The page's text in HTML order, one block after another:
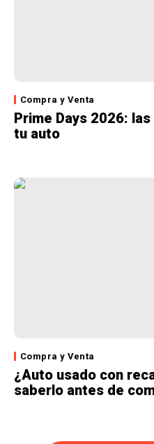
Compra y Venta
Prime Days 2026:
tu auto
Compra y Venta
¿Auto usado con
saberlo antes de